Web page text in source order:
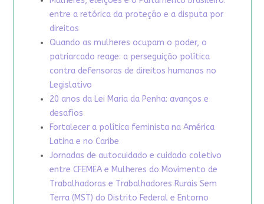
entre a retórica da proteção e a disputa por
direitos
Quando as mulheres ocupam o poder, o
patriarcado reage: a perseguição política
contra defensoras de direitos humanos no
Legislativo
20 anos da Lei Maria da Penha: avanços e
desafios
Fortalecer a política feminista na América
Latina e no Caribe
Jornadas de autocuidado e cuidado coletivo
entre CFEMEA e Mulheres do Movimento de
Trabalhadoras e Trabalhadores Rurais Sem
Terra (MST) do Distrito Federal e Entorno